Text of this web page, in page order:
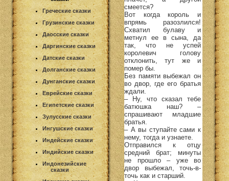
Греческие сказки
Грузинские сказки
Даосские сказки
Даргинские сказки
Датские сказки
Долганские сказки
Дунганские сказки
Еврейские сказки
Египетские сказки
Зулусские сказки
Ингушские сказки
Индейские сказки
Индийские сказки
Индонезийские
сказки
смеется?
Вот когда король и
впрямь разозлился!
Схватил булаву и
метнул ее в сына, да
так, что не успей
королевич голову
отклонить, тут же и
помер бы.
Без памяти выбежал он
во двор, где его братья
ждали.
– Ну, что сказал тебе
батюшка наш? –
спрашивают младшие
братья.
– А вы ступайте сами к
нему, тогда и узнаете.
Отправился к отцу
средний брат; минуты
не прошло – уже во
двор выбежал, точь-в-
точь как и старший.